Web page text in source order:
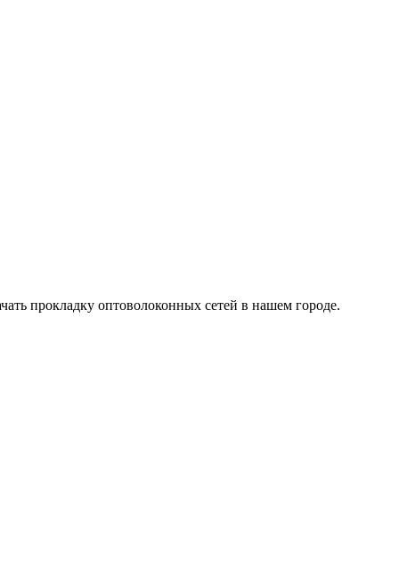
прокладку оптоволоконных сетей в нашем городе.